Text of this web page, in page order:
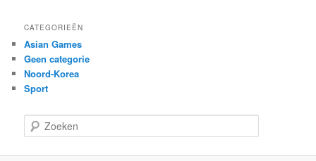
CATEGORIEËN
Asian Games
Geen categorie
Noord-Korea
Sport
o